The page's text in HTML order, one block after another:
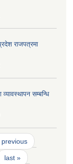
राजपत्रमा
सम्बन्धि
previous
last »